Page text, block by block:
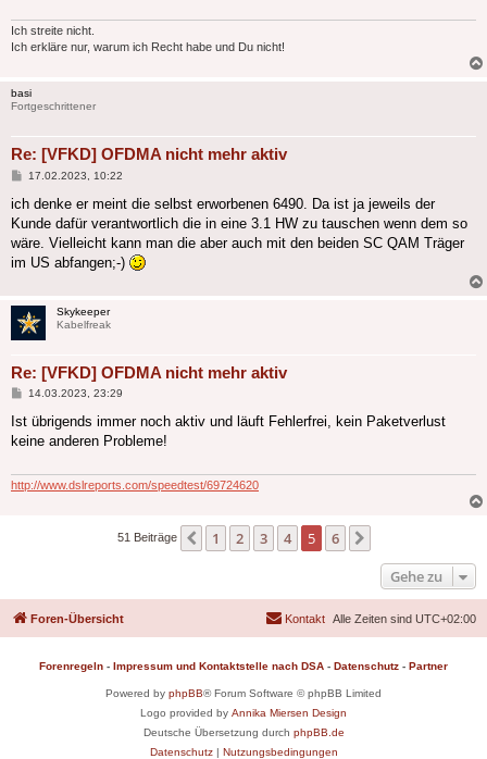
Ich streite nicht.
Ich erkläre nur, warum ich Recht habe und Du nicht!
basi
Fortgeschrittener
Re: [VFKD] OFDMA nicht mehr aktiv
Beitrag
17.02.2023, 10:22
ich denke er meint die selbst erworbenen 6490. Da ist ja jeweils der
Kunde dafür verantwortlich die in eine 3.1 HW zu tauschen wenn dem so
wäre. Vielleicht kann man die aber auch mit den beiden SC QAM Träger
im US abfangen;-)
Skykeeper
Kabelfreak
Re: [VFKD] OFDMA nicht mehr aktiv
Beitrag
14.03.2023, 23:29
Ist übrigends immer noch aktiv und läuft Fehlerfrei, kein Paketverlust
keine anderen Probleme!
http://www.dslreports.com/speedtest/69724620
51 Beiträge Vorherige
1 2 3 4 5 6
Gehe zu
Foren-Übersicht Alle Zeiten sind UTC+02:00
Kontakt
Forenregeln - Impressum und Kontaktstelle nach DSA - Datenschutz - Partner
Powered by phpBB® Forum Software © phpBB Limited
Logo provided by Annika Miersen Design
Deutsche Übersetzung durch phpBB.de
Datenschutz| Nutzungsbedingungen